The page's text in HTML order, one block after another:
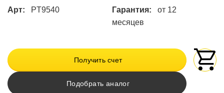
Арт: PT9540 Гарантия:
от 12
месяцев
Получить счет
Подобрать аналог